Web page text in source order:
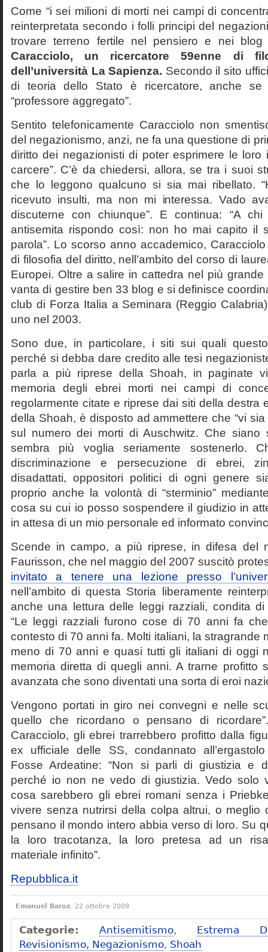
Come “i sei milioni di morti nei campi di
reinterpretata secondo i folli principi del
trovare terreno fertile nel pensiero e nei
Caracciolo, un ricercatore 59enne di
dell’università La Sapienza. Secondo il sito
di teoria dello Stato è ricercatore, anche
“professore aggregato”.
Sentito telefonicamente Caracciolo non
del negazionismo, anzi, ne fa una questione di
diritto dei negazionisti di poter esprimere le loro
carcere”. C’è da chiedersi, allora, se tra i suoi
che lo leggono qualcuno si sia mai ribellato.
ricevuto insulti, ma non mi interessa. Vado
discuterne con chiunque”. E continua: “A
antisemita rispondo così: non ho mai capito il
parola”. Lo scorso anno accademico,
di filosofia del diritto, nell’ambito del corso di
Europei. Oltre a salire in cattedra nel più grande
vanta di gestire ben 33 blog e si definisce
club di Forza Italia a Seminara (Reggio
uno nel 2003.
Sono due, in particolare, i siti sui quali
perché si debba dare credito alle tesi
parla a più riprese della Shoah, in paginate
memoria degli ebrei morti nei campi di
regolarmente citate e riprese dai siti della destra
della Shoah, è disposto ad ammettere che “vi
sul numero dei morti di Auschwitz. Che siano
sembra più voglia seriamente sostenerlo.
discriminazione e persecuzione di ebrei,
disadattati, oppositori politici di ogni genere
proprio anche la volontà di “sterminio”
cosa su cui io posso sospendere il giudizio in
in attesa di un mio personale ed informato
Scende in campo, a più riprese, in difesa del
Faurisson, che nel maggio del 2007 suscitò
invitato a tenere una lezione presso
nell’ambito di questa Storia liberamente
anche una lettura delle leggi razziali, condita di
“Le leggi razziali furono cose di 70 anni fa
contesto di 70 anni fa. Molti italiani, la stragrande
meno di 70 anni e quasi tutti gli italiani di oggi
memoria diretta di quegli anni. A trarne profitto
avanzata che sono diventati una sorta di eroi
Vengono portati in giro nei convegni e nelle
quello che ricordano o pensano di
Caracciolo, gli ebrei trarrebbero profitto dalla
ex ufficiale delle SS, condannato
Fosse Ardeatine: “Non si parli di giustizia e
perché io non ne vedo di giustizia. Vedo solo
cosa sarebbero gli ebrei romani senza i
vivere senza nutrirsi della colpa altrui, o meglio
pensano il mondo intero abbia verso di loro. Su
la loro tracotanza, la loro pretesa ad un
materiale infinito”.
Repubblica.it
Emanuel Baroz, 22 ottobre 2009
Categorie: Antisemitismo, Estrema
Revisionismo, Negazionismo, Shoah